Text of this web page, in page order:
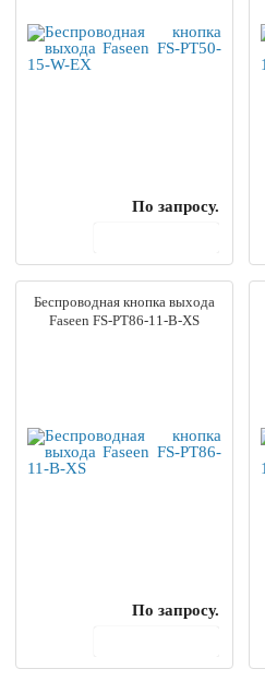
По запросу.
Беспроводная кнопка выхода
Faseen FS-PT86-11-B-XS
По запросу.